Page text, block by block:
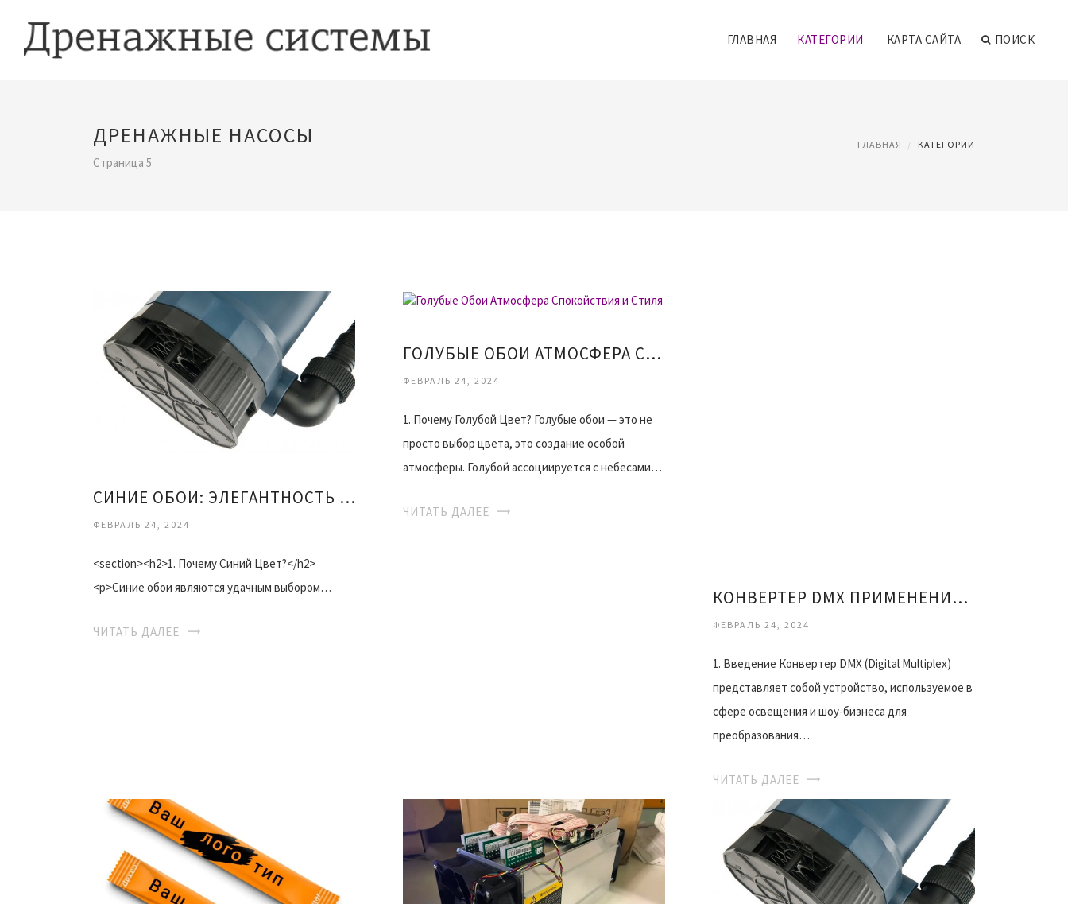
ГЛАВНАЯ КАТЕГОРИИ КАРТА САЙТА ПОИСК
ДРЕНАЖНЫЕ НАСОСЫ
Страница 5
ГЛАВНАЯ КАТЕГОРИИ
СИНИЕ ОБОИ: ЭЛЕГАНТНОСТЬ И СТИЛЬ В ВАШЕМ ИНТЕРЬЕРЕ
ФЕВРАЛЬ 24, 2024
<section><h2>1. Почему Синий Цвет?</h2>
<p>Синие обои являются удачным выбором…
ЧИТАТЬ ДАЛЕЕ
ГОЛУБЫЕ ОБОИ АТМОСФЕРА СПОКОЙСТВИЯ И СТИЛЯ
ФЕВРАЛЬ 24, 2024
1. Почему Голубой Цвет? Голубые обои — это не
просто выбор цвета, это создание особой
атмосферы. Голубой ассоциируется с небесами…
ЧИТАТЬ ДАЛЕЕ
КОНВЕРТЕР DMX ПРИМЕНЕНИЕ И ВЫБОР
ФЕВРАЛЬ 24, 2024
1. Введение Конвертер DMX (Digital Multiplex)
представляет собой устройство, используемое в
сфере освещения и шоу-бизнеса для
преобразования…
ЧИТАТЬ ДАЛЕЕ